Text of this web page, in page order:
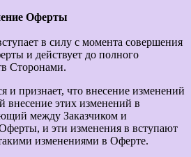
Оферты
в силу с момента совершения
и действует до полного
Сторонами.
и признает, что внесение изменений
внесение этих изменений в
между Заказчиком и
и эти изменения в вступают
изменениями в Оферте.